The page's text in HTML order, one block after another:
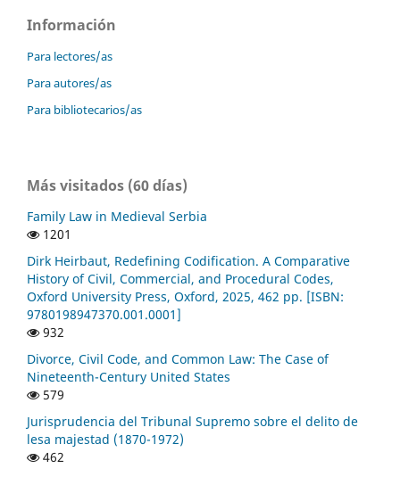
Información
Para lectores/as
Para autores/as
Para bibliotecarios/as
Más visitados (60 días)
Family Law in Medieval Serbia
1201
Dirk Heirbaut, Redefining Codification. A Comparative
History of Civil, Commercial, and Procedural Codes,
Oxford University Press, Oxford, 2025, 462 pp. [ISBN:
9780198947370.001.0001]
932
Divorce, Civil Code, and Common Law: The Case of
Nineteenth-Century United States
579
Jurisprudencia del Tribunal Supremo sobre el delito de
lesa majestad (1870-1972)
462